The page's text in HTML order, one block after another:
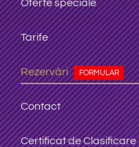
Oferte speciale
Tarife
Rezervări FORMULAR
Contact
Certificat de Clasificare